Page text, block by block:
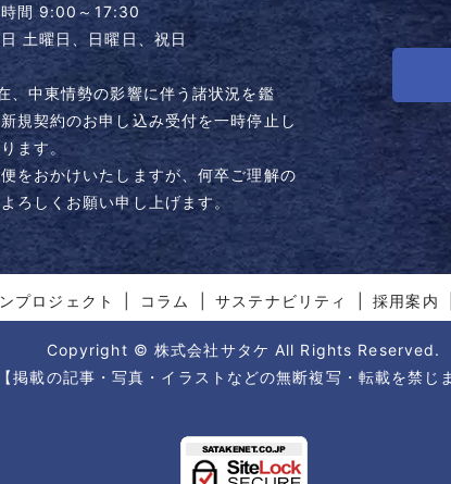
間 9:00～17:30
土曜日、日曜日、祝日
、中東情勢の影響に伴う諸状況を鑑
規契約のお申し込み受付を一時停止し
ます。
をおかけいたしますが、何卒ご理解の
ろしくお願い申し上げます。
プロジェクト コラム サステナビリティ 採用案内
Copyright © 株式会社サタケ All Rights Reserved.
掲載の記事・写真・イラストなどの無断複写・転載を禁じ